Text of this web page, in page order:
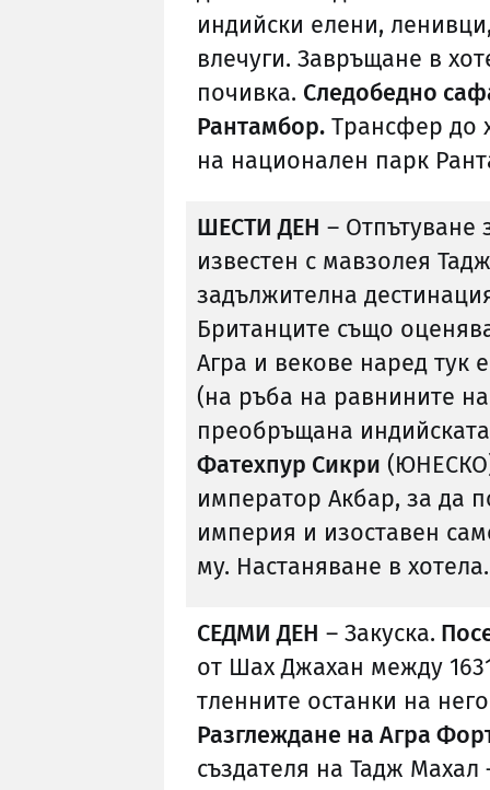
индийски елени,
влечуги. Завръщане в
почивка. Следобедно
Рантамбор. Трансфер до
на национален парк
ШЕСТИ ДЕН – Отпътуване
известен с мавзолея
задължителна
Британците също
Агра и векове наред тук
(на ръба на равнините
преобръщана
Фатехпур Сикри (ЮНЕСКО)
император Акбар, за да
империя и изоставен
му. Настаняване в
СЕДМИ ДЕН – Закуска.
от Шах Джахан между
тленните останки на
Разглеждане на Агра
създателя на Тадж